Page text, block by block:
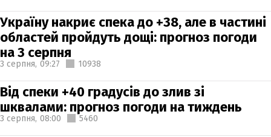
Україну накриє спека до +38, але в частині
областей пройдуть дощі: прогноз погоди
на 3 серпня
3 серпня, 09:27 10938
Від спеки +40 градусів до злив зі
шквалами: прогноз погоди на тиждень
3 серпня, 08:00 5460